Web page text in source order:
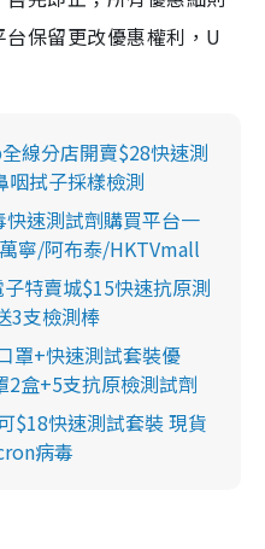
保留更改優惠權利，U
線分店開賣$28快速測
咽拭子採樣檢測
快速測試劑購買平台一
寧/阿布泰/HKTVmall
子特賣城$15快速抗原測
3支檢測棒
罩+快速測試套裝優
2盒+5支抗原檢測試劑
$18快速測試套裝 現貨
病毒